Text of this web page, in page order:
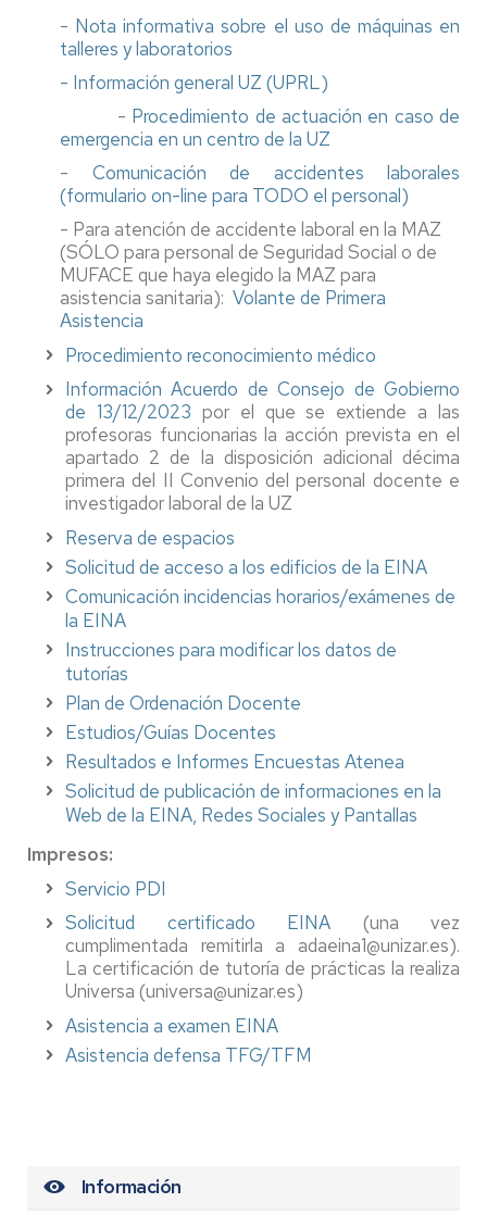
- Nota informativa sobre el uso de máquinas en
talleres y laboratorios
- Información general UZ (UPRL)
- Procedimiento de actuación en caso de
emergencia en un centro de la UZ
- Comunicación de accidentes laborales
(formulario on-line para TODO el personal)
- Para atención de accidente laboral en la MAZ
(SÓLO para personal de Seguridad Social o de
MUFACE que haya elegido la MAZ para
asistencia sanitaria): Volante de Primera
Asistencia
Procedimiento reconocimiento médico
Información Acuerdo de Consejo de Gobierno
de 13/12/2023 por el que se extiende a las
profesoras funcionarias la acción prevista en el
apartado 2 de la disposición adicional décima
primera del II Convenio del personal docente e
investigador laboral de la UZ
Reserva de espacios
Solicitud de acceso a los edificios de la EINA
Comunicación incidencias horarios/exámenes de
la EINA
Instrucciones para modificar los datos de
tutorías
Plan de Ordenación Docente
Estudios/Guías Docentes
Resultados e Informes Encuestas Atenea
Solicitud de publicación de informaciones en la
Web de la EINA, Redes Sociales y Pantallas
Impresos:
Servicio PDI
Solicitud certificado EINA (una vez
cumplimentada remitirla a adaeina1@unizar.es).
La certificación de tutoría de prácticas la realiza
Universa (universa@unizar.es)
Asistencia a examen EINA
Asistencia defensa TFG/TFM
Información